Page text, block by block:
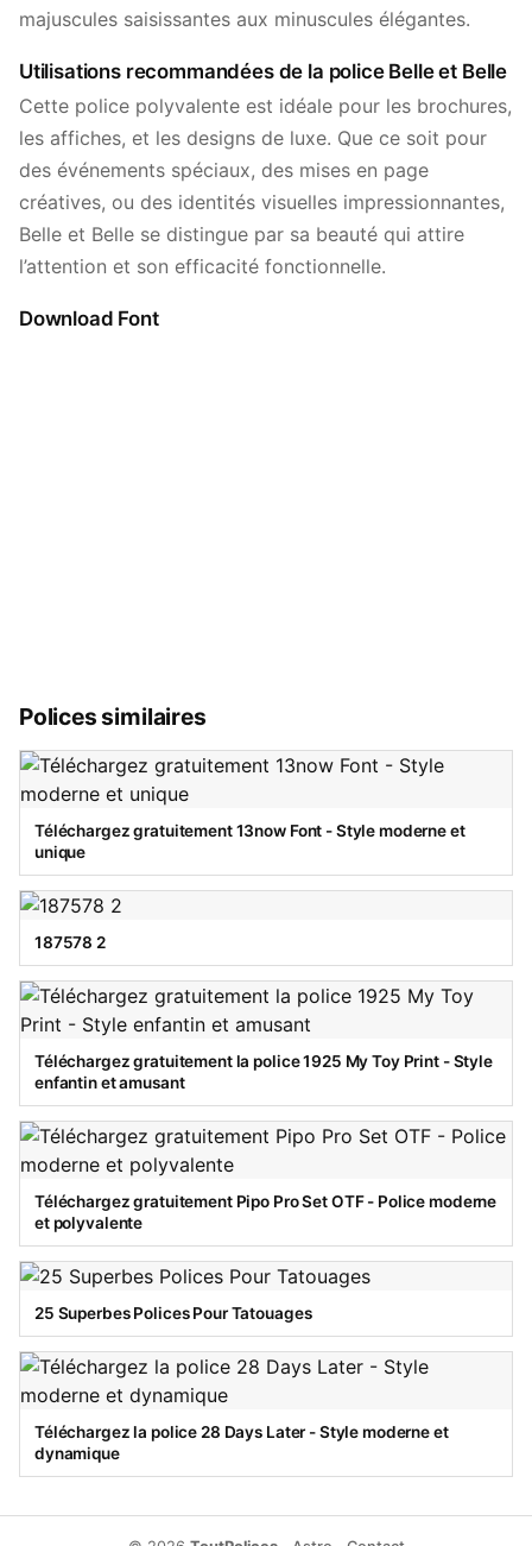
majuscules saisissantes aux minuscules élégantes.
Utilisations recommandées de la police Belle et Belle
Cette police polyvalente est idéale pour les brochures,
les affiches, et les designs de luxe. Que ce soit pour
des événements spéciaux, des mises en page
créatives, ou des identités visuelles impressionnantes,
Belle et Belle se distingue par sa beauté qui attire
l’attention et son efficacité fonctionnelle.
Download Font
Polices similaires
Téléchargez gratuitement 13now Font - Style moderne et
unique
187578 2
Téléchargez gratuitement la police 1925 My Toy Print - Style
enfantin et amusant
Téléchargez gratuitement Pipo Pro Set OTF - Police moderne
et polyvalente
25 Superbes Polices Pour Tatouages
Téléchargez la police 28 Days Later - Style moderne et
dynamique